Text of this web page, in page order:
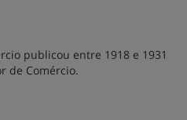
publicou entre 1918 e 1931
de Comércio.